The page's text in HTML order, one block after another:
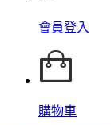
會員登入
購物車